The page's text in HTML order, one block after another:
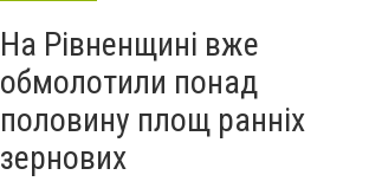
На Рівненщині вже
обмолотили понад
половину площ ранніх
зернових